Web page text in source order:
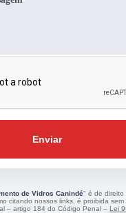
Enviar
de Vidros Canindé" é de direito
citando nossos links, é proibida
– artigo 184 do Código Penal – Lei